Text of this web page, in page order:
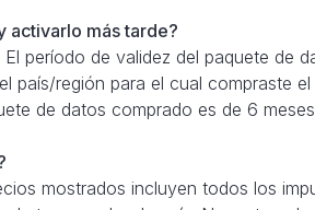
activarlo más tarde?
período de validez del paquete de
país/región para el cual compraste
de datos comprado es de 6
mostrados incluyen todos los